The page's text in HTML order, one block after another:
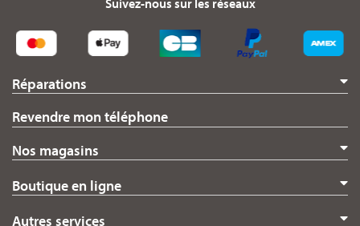
Réparations
Revendre mon téléphone
Nos magasins
Boutique en ligne
Autres services